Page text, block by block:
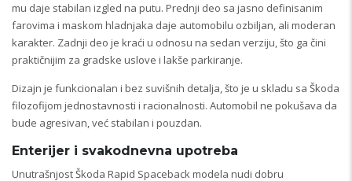
mu daje stabilan izgled na putu. Prednji deo sa jasno definisanim
farovima i maskom hladnjaka daje automobilu ozbiljan, ali moderan
karakter. Zadnji deo je kraći u odnosu na sedan verziju, što ga čini
praktičnijim za gradske uslove i lakše parkiranje.
Dizajn je funkcionalan i bez suvišnih detalja, što je u skladu sa Škoda
filozofijom jednostavnosti i racionalnosti. Automobil ne pokušava da
bude agresivan, već stabilan i pouzdan.
Enterijer i svakodnevna upotreba
Unutrašnjost Škoda Rapid Spaceback modela nudi dobru